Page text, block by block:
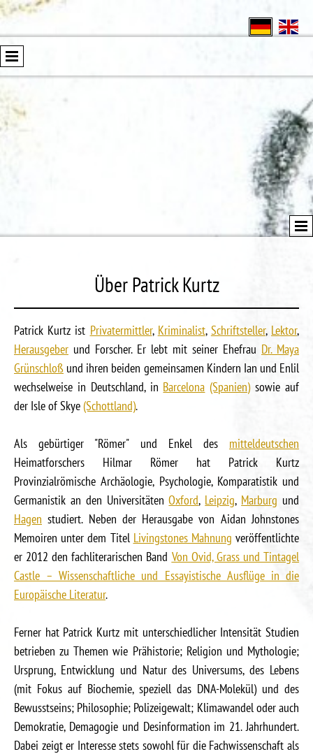
Über Patrick Kurtz
Patrick Kurtz ist Privatermittler, Kriminalist, Schriftsteller, Lektor,
Herausgeber und Forscher. Er lebt mit seiner Ehefrau Dr. Maya
Grünschloß und ihren beiden gemeinsamen Kindern Ian und Enlil
wechselweise in Deutschland, in Barcelona (Spanien)sowie auf
der Isle of Skye(Schottland).
Als gebürtiger "Römer" und Enkel des mitteldeutschen
Heimatforschers Hilmar Römer hat Patrick Kurtz
Provinzialrömische Archäologie, Psychologie, Komparatistik und
Germanistik an den UniversitätenOxford, Leipzig, Marburg und
Hagen studiert. Neben der Herausgabe von Aidan Johnstones
Memoiren unter dem Titel Livingstones Mahnung veröffentlichte
er 2012 den fachliterarischen Band Von Ovid, Grass und Tintagel
Castle – Wissenschaftliche und Essayistische Ausflüge in die
Europäische Literatur.
Ferner hat Patrick Kurtz mit unterschiedlicher Intensität Studien
betrieben zu Themen wie Prähistorie; Religion und Mythologie;
Ursprung, Entwicklung und Natur des Universums, des Lebens
(mit Fokus auf Biochemie, speziell das DNA-Molekül) und des
Bewusstseins; Philosophie; Polizeigewalt; Klimawandel oder auch
Demokratie, Demagogie und Desinformation im 21. Jahrhundert.
Dabei zeigt er Interesse stets sowohl für die Fachwissenschaft als